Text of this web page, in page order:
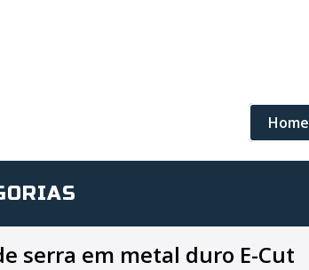
Home
serra em metal duro E-Cut